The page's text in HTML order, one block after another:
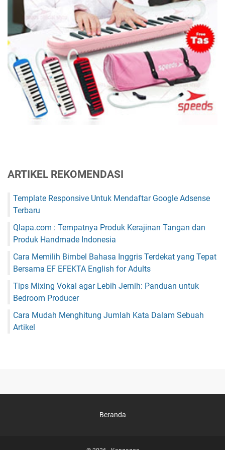
ARTIKEL REKOMENDASI
Template Responsive Untuk Mendaftar Google Adsense
Terbaru
Qlapa.com : Tempatnya Produk Kerajinan Tangan dan
Produk Handmade Indonesia
Cara Memilih Bimbel Bahasa Inggris Terdekat yang Tepat
Bersama EF EFEKTA English for Adults
Tips Mixing Vokal agar Lebih Jernih: Panduan untuk
Bedroom Producer
Cara Mudah Menghitung Jumlah Kata Dalam Sebuah
Artikel
Beranda